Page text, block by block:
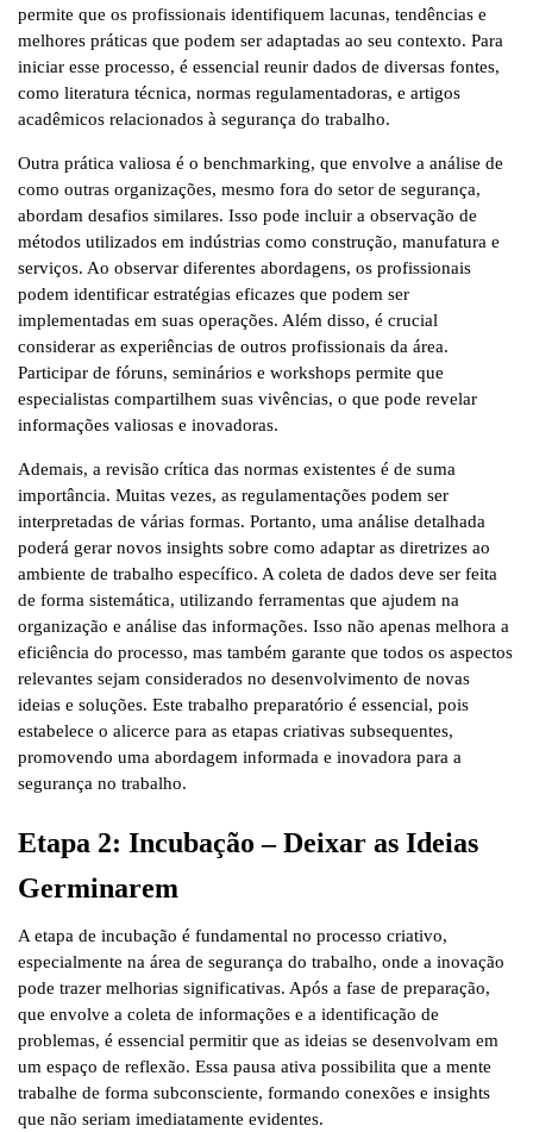
permite que os profissionais identifiquem lacunas, tendências e
melhores práticas que podem ser adaptadas ao seu contexto. Para
iniciar esse processo, é essencial reunir dados de diversas fontes,
como literatura técnica, normas regulamentadoras, e artigos
acadêmicos relacionados à segurança do trabalho.
Outra prática valiosa é o benchmarking, que envolve a análise de
como outras organizações, mesmo fora do setor de segurança,
abordam desafios similares. Isso pode incluir a observação de
métodos utilizados em indústrias como construção, manufatura e
serviços. Ao observar diferentes abordagens, os profissionais
podem identificar estratégias eficazes que podem ser
implementadas em suas operações. Além disso, é crucial
considerar as experiências de outros profissionais da área.
Participar de fóruns, seminários e workshops permite que
especialistas compartilhem suas vivências, o que pode revelar
informações valiosas e inovadoras.
Ademais, a revisão crítica das normas existentes é de suma
importância. Muitas vezes, as regulamentações podem ser
interpretadas de várias formas. Portanto, uma análise detalhada
poderá gerar novos insights sobre como adaptar as diretrizes ao
ambiente de trabalho específico. A coleta de dados deve ser feita
de forma sistemática, utilizando ferramentas que ajudem na
organização e análise das informações. Isso não apenas melhora a
eficiência do processo, mas também garante que todos os aspectos
relevantes sejam considerados no desenvolvimento de novas
ideias e soluções. Este trabalho preparatório é essencial, pois
estabelece o alicerce para as etapas criativas subsequentes,
promovendo uma abordagem informada e inovadora para a
segurança no trabalho.
Etapa 2: Incubação – Deixar as Ideias
Germinarem
A etapa de incubação é fundamental no processo criativo,
especialmente na área de segurança do trabalho, onde a inovação
pode trazer melhorias significativas. Após a fase de preparação,
que envolve a coleta de informações e a identificação de
problemas, é essencial permitir que as ideias se desenvolvam em
um espaço de reflexão. Essa pausa ativa possibilita que a mente
trabalhe de forma subconsciente, formando conexões e insights
que não seriam imediatamente evidentes.